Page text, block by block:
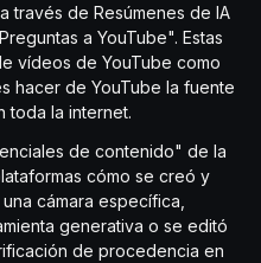
través de Resúmenes de IA
a YouTube". Estas
vídeos de YouTube como
hacer de YouTube la fuente
toda la internet.
de contenido" de la
cómo se creó y
cámara específica,
generativa o se editó
de procedencia en